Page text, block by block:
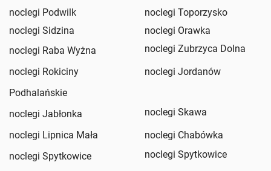
noclegi Podwilk
noclegi Toporzysko
noclegi Sidzina
noclegi Orawka
noclegi Raba Wyżna
noclegi Zubrzyca Dolna
noclegi Rokiciny
Podhalańskie
noclegi Jordanów
noclegi Jabłonka
noclegi Skawa
noclegi Lipnica Mała
noclegi Chabówka
noclegi Spytkowice
noclegi Spytkowice